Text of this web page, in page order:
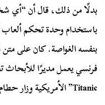
بدلًا من ذلك، قال أن “أي
بنفسه الغواصة. كان على
Titanic” الأمريكية وزار حطام تيتانيك 37 مرة سابقة.